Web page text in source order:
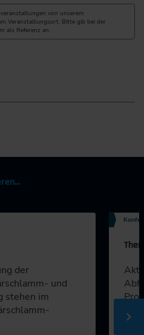
von unserem
Veranstaltungsort. Bitte gib bei der
als Referenz an.
der
und
stehen im
der